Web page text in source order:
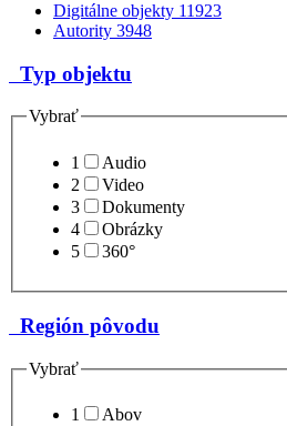
Digitálne objekty 11923
Autority 3948
Typ objektu
Vybrať
1
Audio
2
Video
3
Dokumenty
4
Obrázky
5
360°
Región pôvodu
Vybrať
1
Abov